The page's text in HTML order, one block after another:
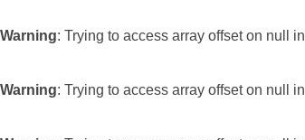
Warning: Trying to access array offset on null in
Warning: Trying to access array offset on null in